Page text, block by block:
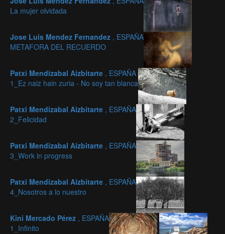
La mujer olvidada
Jose Luis Mendez Fernandez , ESPAÑA
METAFORA DEL RECUERDO
Patxi Mendizabal Aizbitarte , ESPAÑA
1_Ez naiz hain zuria - No soy tan blanca
Patxi Mendizabal Aizbitarte , ESPAÑA
2_Felicidad
Patxi Mendizabal Aizbitarte , ESPAÑA
3_Work in progress
Patxi Mendizabal Aizbitarte , ESPAÑA
4_Nosotros a lo nuestro
Kini Mercado Pérez , ESPAÑA
1_Infinito